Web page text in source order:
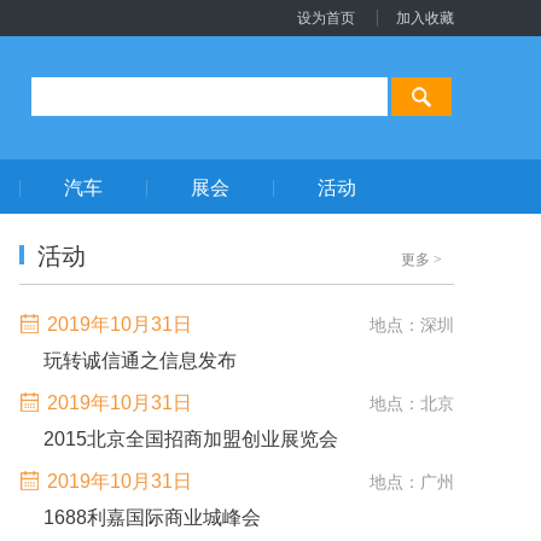
设为首页 加入收藏
汽车 展会 活动
活动 更多 >
2019年10月31日 地点：深圳
玩转诚信通之信息发布
2019年10月31日 地点：北京
2015北京全国招商加盟创业展览会
2019年10月31日 地点：广州
1688利嘉国际商业城峰会